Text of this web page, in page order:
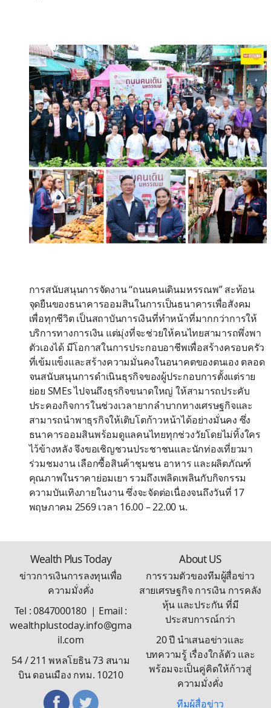
การสนับสนุนการจัดงาน “ถนนคนเดินมหรรณพ” สะท้อน
จุดยืนของธนาคารออมสินในการเป็นธนาคารเพื่อสังคม
เพื่อทุกชีวิต เป็นสถาบันการเงินที่ทำหน้าที่มากกว่าการให้
บริการทางการเงิน แต่มุ่งที่จะช่วยให้คนไทยสามารถพึ่งพา
ตัวเองได้ มีโอกาสในการประกอบอาชีพเพื่อสร้างครอบครัว
ที่เข้มแข็งและสร้างความมั่นคงในอนาคตของตนเอง ตลอด
จนสนับสนุนการดำเนินธุรกิจของผู้ประกอบการตั้งแต่ราย
ย่อย SMEs ไปจนถึงธุรกิจขนาดใหญ่ ให้สามารถประคับ
ประคองกิจการในช่วงเวลายากลำบากทางเศรษฐกิจและ
สามารถนำพาธุรกิจให้เติบโตก้าวหน้าได้อย่างมั่นคง ซึ่ง
ธนาคารออมสินพร้อมดูแลคนไทยทุกช่วงวัยโดยไม่ทิ้งใคร
ไว้ข้างหลัง จึงขอเชิญชวนประชาชนและนักท่องเที่ยวมา
ร่วมชมงาน เลือกซื้อสินค้าชุมชน อาหาร และผลิตภัณฑ์
คุณภาพในราคาย่อมเยา รวมถึงเพลิดเพลินกับกิจกรรม
ความบันเทิงภายในงาน ซึ่งจะจัดต่อเนื่องจนถึงวันที่ 17
พฤษภาคม 2569 เวลา 16.00 – 22.00 น.
Wealth Plus Today
ข่าวการเงินการลงทุนเพื่อ
ความมั่งคั่ง
Tel : 0847000180 | Email :
wealthplustoday.info@gma
il.com
54 / 211 พหลโยธิน 73 สนาม
บิน ดอนเมือง กทม. 10210
About US
การรวมตัวของทีมผู้สื่อข่าว
สายเศรษฐกิจ การเงิน การคลัง
หุ้น และประกัน ที่มี
ประสบการณ์กว่า
20 ปี นำเสนอข่าวและ
บทความรู้ เรื่องใกล้ตัว และ
พร้อมจะเป็นคู่คิดให้ก้าวสู่
ความมั่งคั่ง
ทีมผู้สื่อข่าว